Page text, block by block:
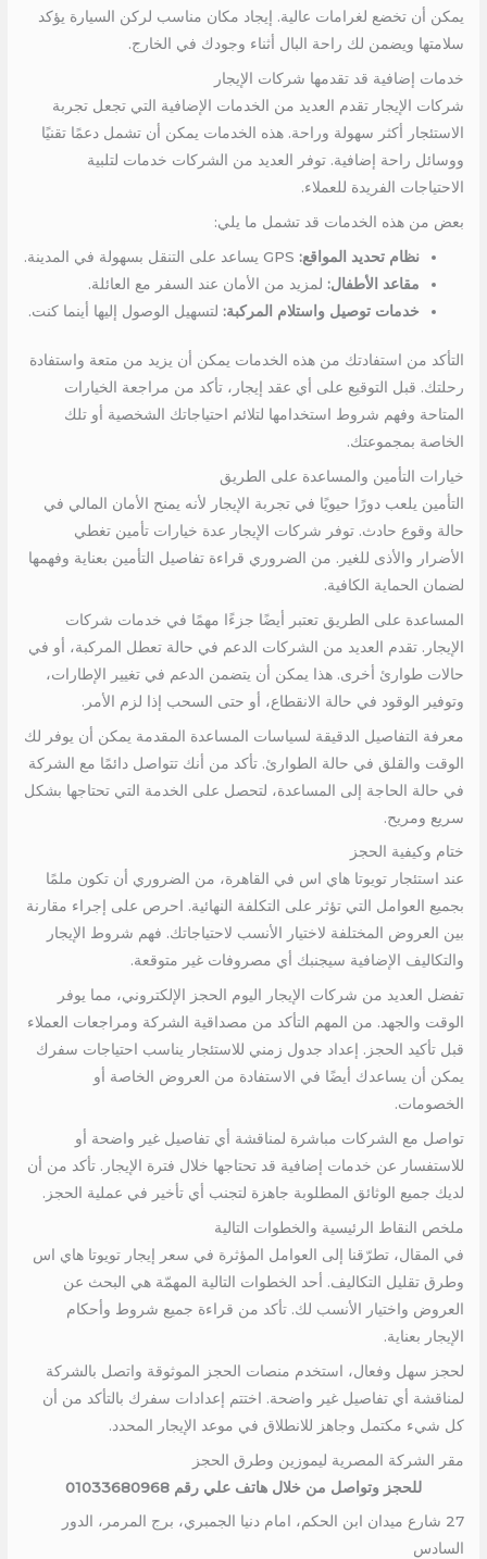
يمكن أن تخضع لغرامات عالية. إيجاد مكان مناسب لركن السيارة يؤكد
سلامتها ويضمن لك راحة البال أثناء وجودك في الخارج.
خدمات إضافية قد تقدمها شركات الإيجار
شركات الإيجار تقدم العديد من الخدمات الإضافية التي تجعل تجربة
الاستئجار أكثر سهولة وراحة. هذه الخدمات يمكن أن تشمل دعمًا تقنيًا
ووسائل راحة إضافية. توفر العديد من الشركات خدمات لتلبية
الاحتياجات الفريدة للعملاء.
بعض من هذه الخدمات قد تشمل ما يلي:
نظام تحديد المواقع:
مقاعد الأطفال: لمزيد من الأمان عند السفر مع العائلة.
خدمات توصيل واستلام المركبة: لتسهيل الوصول إليها أينما كنت.
التأكد من استفادتك من هذه الخدمات يمكن أن يزيد من متعة واستفادة
رحلتك. قبل التوقيع على أي عقد إيجار، تأكد من مراجعة الخيارات
المتاحة وفهم شروط استخدامها لتلائم احتياجاتك الشخصية أو تلك
الخاصة بمجموعتك.
خيارات التأمين والمساعدة على الطريق
التأمين يلعب دورًا حيويًا في تجربة الإيجار لأنه يمنح الأمان المالي في
حالة وقوع حادث. توفر شركات الإيجار عدة خيارات تأمين تغطي
الأضرار والأذى للغير. من الضروري قراءة تفاصيل التأمين بعناية وفهمها
لضمان الحماية الكافية.
المساعدة على الطريق تعتبر أيضًا جزءًا مهمًا في خدمات شركات
الإيجار. تقدم العديد من الشركات الدعم في حالة تعطل المركبة، أو في
حالات طوارئ أخرى. هذا يمكن أن يتضمن الدعم في تغيير الإطارات،
وتوفير الوقود في حالة الانقطاع، أو حتى السحب إذا لزم الأمر.
معرفة التفاصيل الدقيقة لسياسات المساعدة المقدمة يمكن أن يوفر لك
الوقت والقلق في حالة الطوارئ. تأكد من أنك تتواصل دائمًا مع الشركة
في حالة الحاجة إلى المساعدة، لتحصل على الخدمة التي تحتاجها بشكل
سريع ومريح.
ختام وكيفية الحجز
عند استئجار تويوتا هاي اس في القاهرة، من الضروري أن تكون ملمًا
بجميع العوامل التي تؤثر على التكلفة النهائية. احرص على إجراء مقارنة
بين العروض المختلفة لاختيار الأنسب لاحتياجاتك. فهم شروط الإيجار
والتكاليف الإضافية سيجنبك أي مصروفات غير متوقعة.
تفضل العديد من شركات الإيجار اليوم الحجز الإلكتروني، مما يوفر
الوقت والجهد. من المهم التأكد من مصداقية الشركة ومراجعات العملاء
قبل تأكيد الحجز. إعداد جدول زمني للاستئجار يناسب احتياجات سفرك
يمكن أن يساعدك أيضًا في الاستفادة من العروض الخاصة أو
الخصومات.
تواصل مع الشركات مباشرة لمناقشة أي تفاصيل غير واضحة أو
للاستفسار عن خدمات إضافية قد تحتاجها خلال فترة الإيجار. تأكد من أن
لديك جميع الوثائق المطلوبة جاهزة لتجنب أي تأخير في عملية الحجز.
ملخص النقاط الرئيسية والخطوات التالية
في المقال، تطرّقنا إلى العوامل المؤثرة في سعر إيجار تويوتا هاي اس
وطرق تقليل التكاليف. أحد الخطوات التالية المهمّة هي البحث عن
العروض واختيار الأنسب لك. تأكد من قراءة جميع شروط وأحكام
الإيجار بعناية.
لحجز سهل وفعال، استخدم منصات الحجز الموثوقة واتصل بالشركة
لمناقشة أي تفاصيل غير واضحة. اختتم إعدادات سفرك بالتأكد من أن
كل شيء مكتمل وجاهز للانطلاق في موعد الإيجار المحدد.
مقر الشركة المصرية ليموزين وطرق الحجز
للحجز وتواصل من خلال هاتف علي رقم 01033680968
27 شارع ميدان ابن الحكم، امام دنيا الجمبري، برج المرمر، الدور
السادس